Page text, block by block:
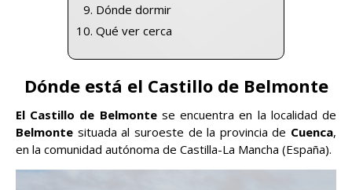
Dónde dormir
Qué ver cerca
Dónde está el Castillo de Belmonte
El Castillo de Belmonte se encuentra en la localidad de
Belmonte situada al suroeste de la provincia de Cuenca,
en la comunidad autónoma de Castilla-La Mancha (España).